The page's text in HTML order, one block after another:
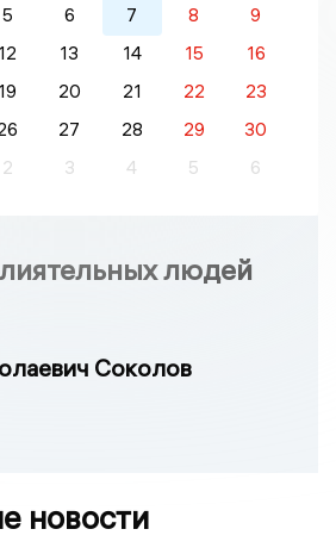
5 6 7 8
9
12 13 14 15
16
19 20 21 22
23
27 28 29
30
2 3 4 5 6
людей
Соколов
новости